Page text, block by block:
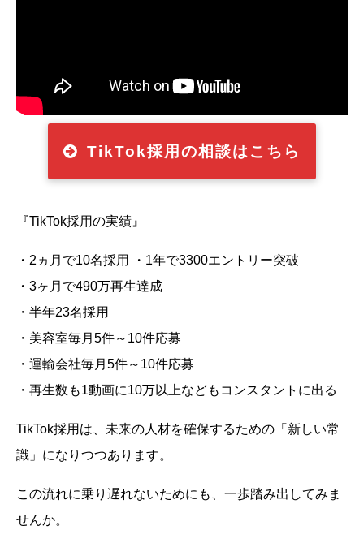
TikTok採用の相談はこちら
『TikTok採用の実績』
・2ヵ月で10名採用 ・1年で3300エントリー突破
・3ヶ月で490万再生達成
・半年23名採用
・美容室毎月5件～10件応募
・運輸会社毎月5件～10件応募
・再生数も1動画に10万以上などもコンスタントに出る
TikTok採用は、未来の人材を確保するための「新しい常
識」になりつつあります。
この流れに乗り遅れないためにも、一歩踏み出してみま
せんか。